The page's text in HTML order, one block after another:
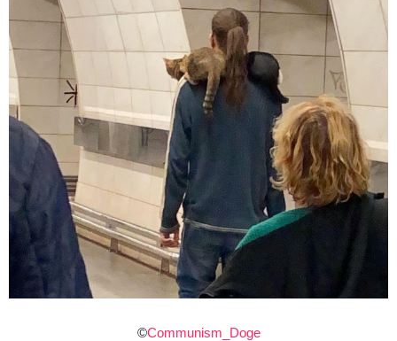
©Communism_Doge